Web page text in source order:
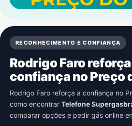
RECONHECIMENTO E CONFIANÇA
Rodrigo Faro reforça
confiança no Preço
Rodrigo Faro reforça a confiança no
como encontrar Telefone
comparar opções e pedir gás online